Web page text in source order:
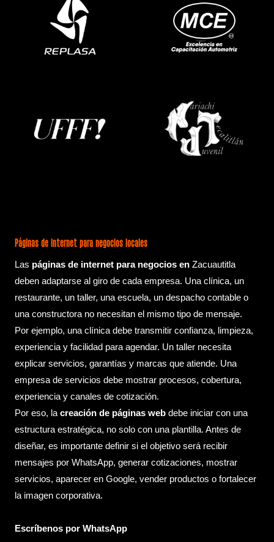
Páginas de internet para negocios locales
Las páginas de internet para negocios en Zacuautitla
deben adaptarse al giro de cada empresa. Una clínica, un
restaurante, un taller, una escuela, un despacho contable o
una constructora no necesitan el mismo tipo de mensaje.
Por ejemplo, una clínica debe transmitir confianza, limpieza,
experiencia y facilidad para agendar. Un taller necesita
explicar servicios, garantías y marcas que atiende. Una
empresa de servicios debe mostrar procesos, cobertura,
experiencia y canales de cotización.
Por eso, la creación de páginas web debe iniciar con una
estructura estratégica, no solo con una plantilla. Antes de
diseñar, es importante definir si el objetivo será recibir
mensajes por WhatsApp, generar cotizaciones, mostrar
servicios, aparecer en Google, vender productos o fortalecer
la imagen corporativa.
Escríbenos por WhatsApp